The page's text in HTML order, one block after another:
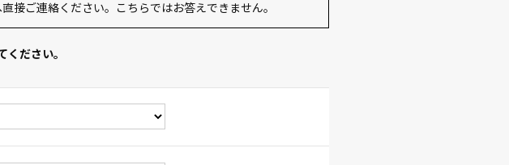
直接ご連絡ください。こちらではお答えできません。
ださい。